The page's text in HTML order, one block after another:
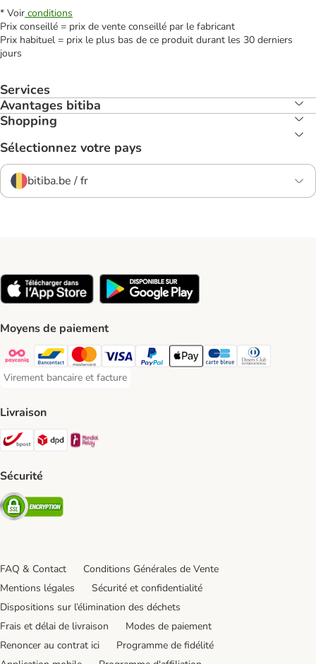
* Voir conditions
Prix conseillé = prix de vente conseillé par le fabricant
Prix habituel = prix le plus bas de ce produit durant les 30 derniers
jours
Services
Avantages bitiba
Shopping
Sélectionnez votre pays
bitiba.be / fr
Moyens de paiement
Payconiq Payment Method
Bancontact Payment Method
Mastercard Payment Method
Visa Payment Method
Paypal Payment Method
Apple Pay Payment Method
Carte bleue Payment
Diners club
Virement bancaire et facture
Virement bancaire et facture Payment Method
Livraison
Bpost Shipping Method
DPD Shipping Method
Sécurité
Security
FAQ & Contact
Conditions Générales de Vente
Mentions légales
Sécurité et confidentialité
Dispositions sur l’élimination des déchets
Frais et délai de livraison
Modes de paiement
Renoncer au contrat ici
Programme de fidélité